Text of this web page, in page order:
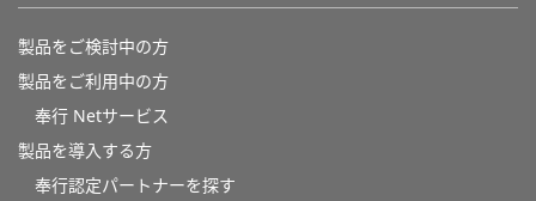
製品をご検討中の方
製品をご利用中の方
奉行 Netサービス
製品を導入する方
奉行認定パートナーを探す